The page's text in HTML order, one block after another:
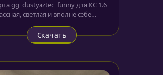
gg_dustyaztec_funny для КС 1.6
светлая и вполне себе
Скачать